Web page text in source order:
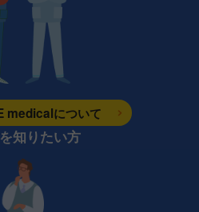
medicalについて
知りたい方